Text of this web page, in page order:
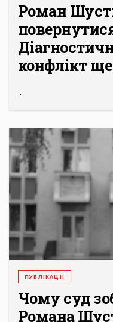
Роман
конфлікт
...
ПУБЛІКАЦІЇ
Чому суд
Романа